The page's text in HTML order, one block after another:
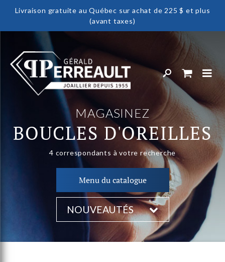
Livraison gratuite au Québec sur achat de 225 $ et plus
(avant taxes)
MAGASINEZ
BOUCLES D'OREILLES
4 correspondants à votre recherche
Menu du catalogue